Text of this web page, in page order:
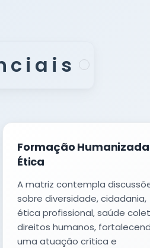
Formação Humanizada
Ética
A matriz contempla
sobre diversidade, cidadania,
ética profissional, saúde
direitos humanos,
uma atuação crítica e